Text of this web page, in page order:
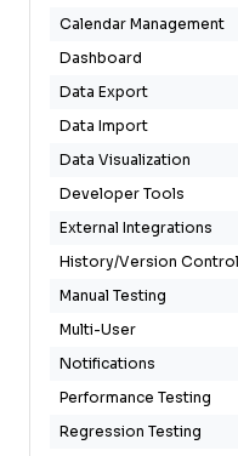
Calendar Management
Dashboard
Data Export
Data Import
Data Visualization
Developer Tools
External Integrations
History/Version Control
Manual Testing
Multi-User
Notifications
Performance Testing
Regression Testing